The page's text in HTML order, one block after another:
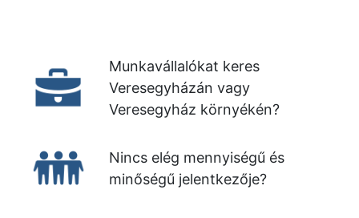
Munkavállalókat keres
Veresegyházán vagy
Veresegyház környékén?
Nincs elég mennyiségű és
minőségű jelentkezője?